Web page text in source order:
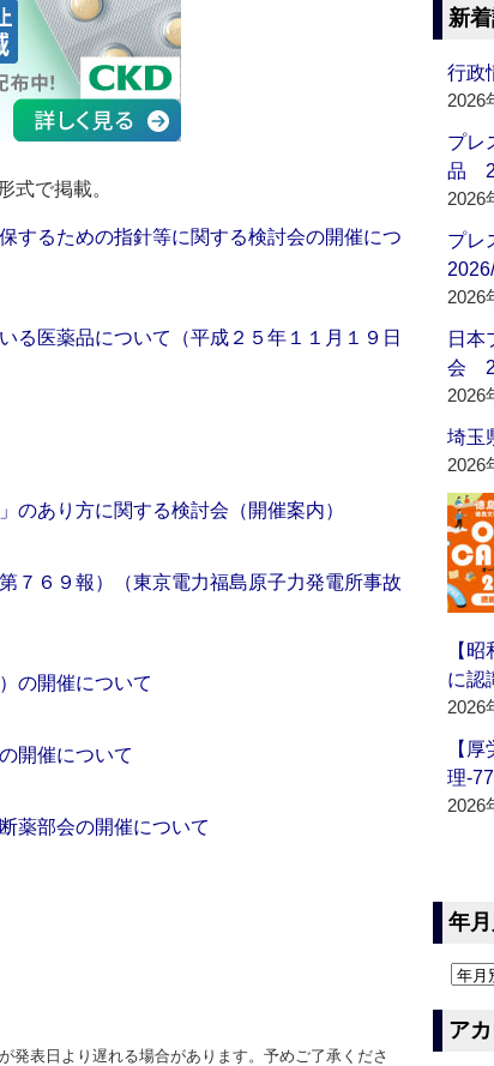
式で掲載。
するための指針等に関する検討会の開催につ
る医薬品について（平成２５年１１月１９日
のあり方に関する検討会（開催案内）
７６９報）（東京電力福島原子力発電所事故
の開催について
開催について
薬部会の開催について
発表日より遅れる場合があります。予めご了承くださ
新
行政
2026
プレ
品
2026
プレ
2026
日
会
2026
埼玉
2026
【
に認
2026
【
理
2026
年
ア